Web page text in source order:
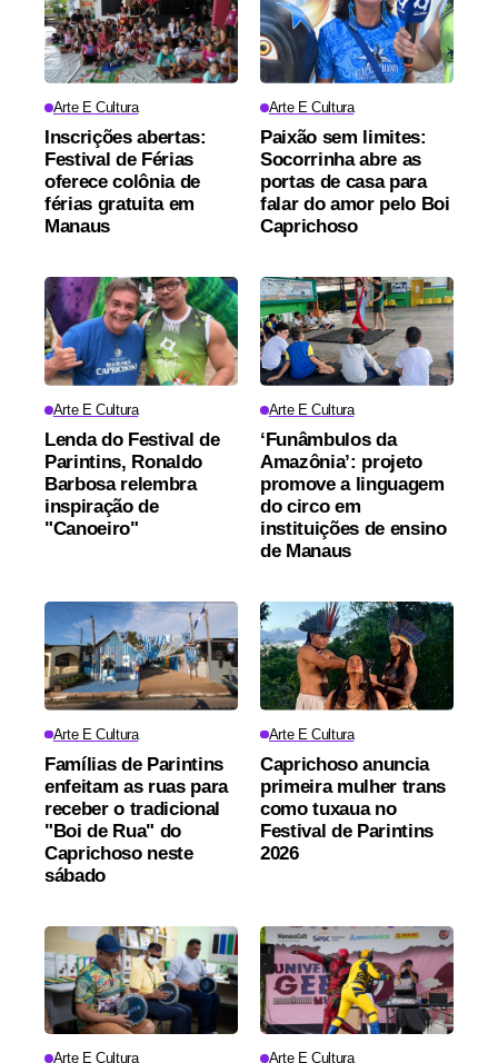
Arte E Cultura
Inscrições abertas:
Festival de Férias
oferece colônia de
férias gratuita em
Manaus
Arte E Cultura
Paixão sem limites:
Socorrinha abre as
portas de casa para
falar do amor pelo Boi
Caprichoso
Arte E Cultura
Lenda do Festival de
Parintins, Ronaldo
Barbosa relembra
inspiração de
"Canoeiro"
Arte E Cultura
‘Funâmbulos da
Amazônia’: projeto
promove a linguagem
do circo em
instituições de ensino
de Manaus
Arte E Cultura
Famílias de Parintins
enfeitam as ruas para
receber o tradicional
"Boi de Rua" do
Caprichoso neste
sábado
Arte E Cultura
Caprichoso anuncia
primeira mulher trans
como tuxaua no
Festival de Parintins
2026
Arte E Cultura Arte E Cultura